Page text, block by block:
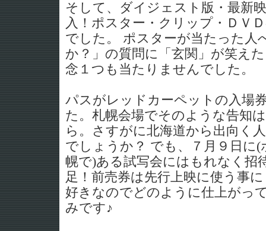
そして、ダイジェスト版・最新
入！ポスター・クリップ・ＤＶ
でした。 ポスターが当たった人
か？」の質問に「玄関」が笑え
念１つも当たりませんでした。
パスがレッドカーペットの入場
た。札幌会場でそのような告知
ら。さすがに北海道から出向く
でしょうか？ でも、７月９日に
幌で)ある試写会にはもれなく招
足！前売券は先行上映に使う事
好きなのでどのように仕上がっ
みです♪